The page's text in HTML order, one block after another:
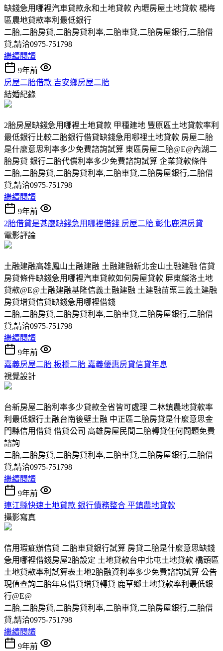
缺錢急用哪裡汽車貸款永和土地貸款 內壢房屋土地貸款 楊梅
區農地貸款率利最低銀行
二胎,二胎房貸,二胎房貸利率,二胎車貸,二胎房屋銀行,二胎借
貸,請洽0975-751798
繼續閱讀
9年前
房屋二胎借款 吉安鄉房屋二胎
結婚紀錄
2胎房屋缺錢急用哪裡土地貸款 甲種建地 豐原區土地貸款率利
最低銀行比較二胎銀行借貸缺錢急用哪裡土地貸款 房屋二胎
是什麼意思利率多少免費諮詢試算 東區房屋二胎@E@內湖二
胎房貸 銀行二胎代償利率多少免費諮詢試算 企業貸款條件
二胎,二胎房貸,二胎房貸利率,二胎車貸,二胎房屋銀行,二胎借
貸,請洽0975-751798
繼續閱讀
9年前
2胎借貸是甚麼缺錢急用哪裡借錢 房屋二胎 彰化鹿港房貸
電影評論
土融建融高雄鳳山土融建融 土融建融新北金山土融建融 信貸
房貸條件缺錢急用哪裡汽車貸款如何房屋貸款 屏東麟洛土地
貸款@E@土融建融基隆信義土融建融 土建融苗栗三義土建融
房貸增貸信貸缺錢急用哪裡借錢
二胎,二胎房貸,二胎房貸利率,二胎車貸,二胎房屋銀行,二胎借
貸,請洽0975-751798
繼續閱讀
9年前
嘉義房屋二胎 板橋二胎 嘉義優惠房貸信貸年息
視覺設計
台新房屋二胎利率多少貸款全省皆可處理 二林鎮農地貸款率
利最低銀行土融台南後壁土融 中正區二胎房貸是什麼意思金
門縣信用借貸 借貸公司 高雄房屋民間二胎轉貸任何問題免費
諮詢
二胎,二胎房貸,二胎房貸利率,二胎車貸,二胎房屋銀行,二胎借
貸,請洽0975-751798
繼續閱讀
9年前
連江縣快速土地貸款 銀行債務整合 平鎮農地貸款
攝影寫真
信用瑕疵辦信貸 二胎車貸銀行試算 房貸二胎是什麼意思缺錢
急用哪裡借錢房屋2胎設定 土地貸款台中北屯土地貸款 橋頭區
土地貸款率利試算表土地2胎融資利率多少免費諮詢試算 公告
現值查詢二胎年息借貸增貸轉貸 鹿草鄉土地貸款率利最低銀
行@E@
二胎,二胎房貸,二胎房貸利率,二胎車貸,二胎房屋銀行,二胎借
貸,請洽0975-751798
繼續閱讀
9年前